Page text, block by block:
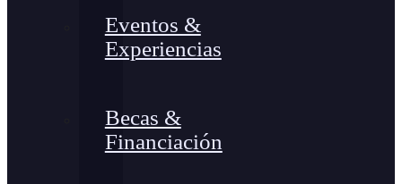
Eventos &
Experiencias
Becas &
Financiación